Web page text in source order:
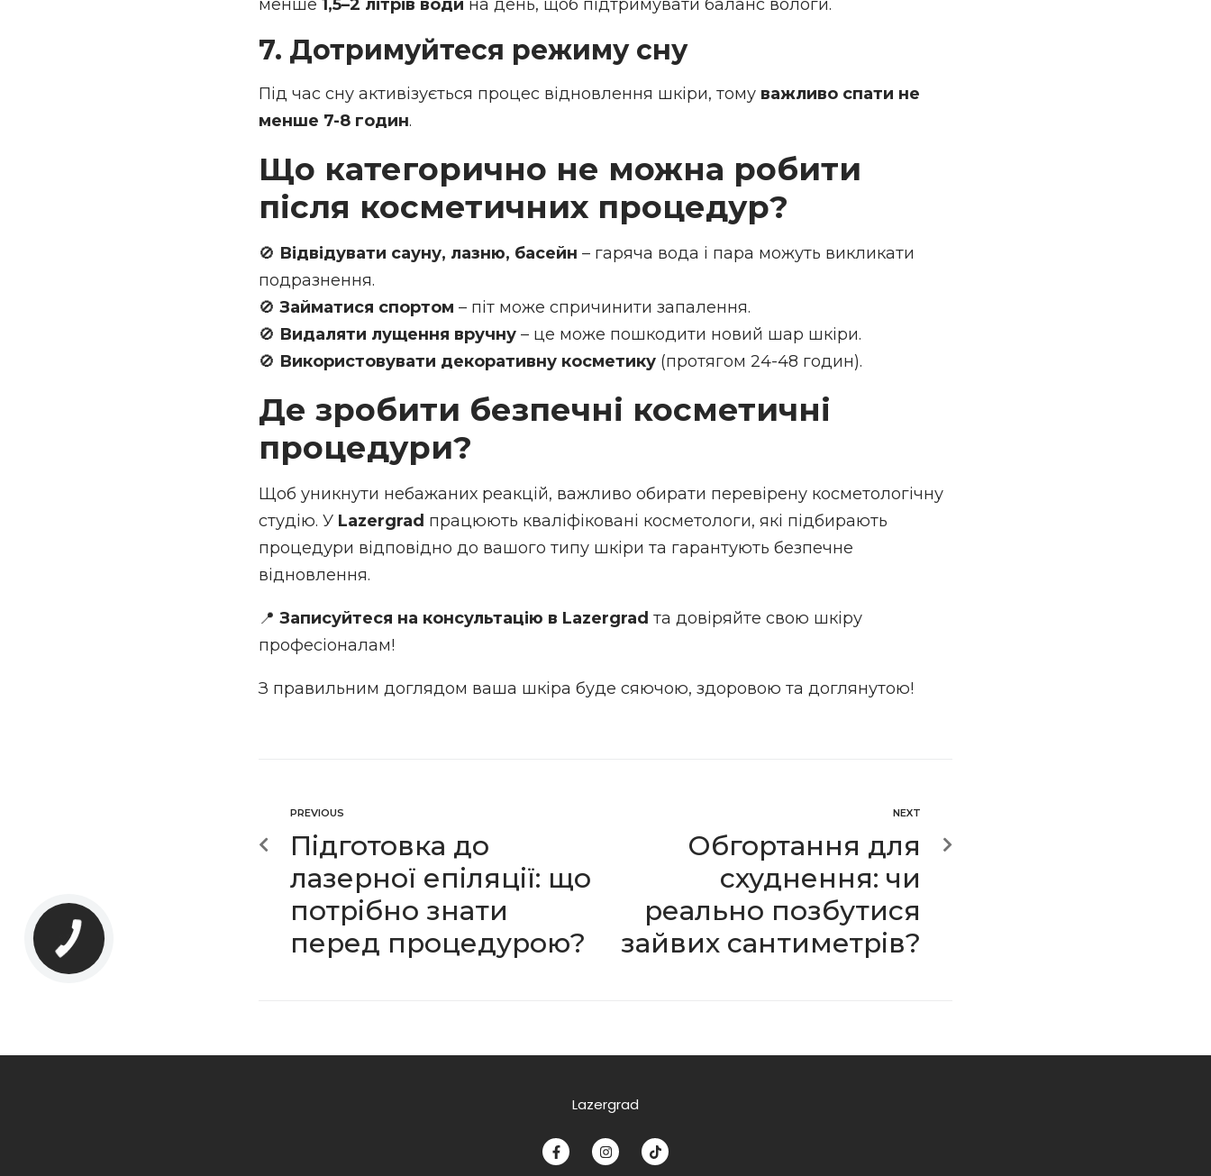
менше 1,5–2 літрів води на день, щоб підтримувати баланс вологи.
7. Дотримуйтеся режиму сну
Під час сну активізується процес відновлення шкіри, тому важливо спати не
менше 7-8 годин.
Що категорично не можна робити
після косметичних процедур?
🚫 Відвідувати сауну, лазню, басейн – гаряча вода і пара можуть викликати
подразнення.
🚫 Займатися спортом – піт може спричинити запалення.
🚫 Видаляти лущення вручну – це може пошкодити новий шар шкіри.
🚫 Використовувати декоративну косметику (протягом 24-48 годин).
Де зробити безпечні косметичні
процедури?
Щоб уникнути небажаних реакцій, важливо обирати перевірену косметологічну
студію. У Lazergrad працюють кваліфіковані косметологи, які підбирають
процедури відповідно до вашого типу шкіри та гарантують безпечне
відновлення.
📍 Записуйтеся на консультацію в Lazergrad та довіряйте свою шкіру
професіоналам!
З правильним доглядом ваша шкіра буде сяючою, здоровою та доглянутою!
PREVIOUS
Підготовка до
лазерної епіляції: що
потрібно знати
перед процедурою?
NEXT
Обгортання для
схуднення: чи
реально позбутися
зайвих сантиметрів?
Lazergrad